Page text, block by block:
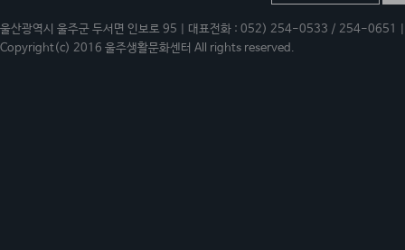
울산광역시 울주군 두서면 인보로 95 | 대표전화 : 052) 254-0533 / 254-
Copyright(c) 2016 울주생활문화센터 All rights reserved.